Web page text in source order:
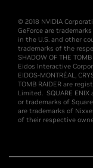
© 2018 NVIDIA
GeForce are
in the U.S. and other
trademarks of the
SHADOW OF THE
Eidos Interactive
EIDOS-MONTRÉAL,
TOMB RAIDER are
Limited. SQUARE
or trademarks of
are trademarks of
of their respective